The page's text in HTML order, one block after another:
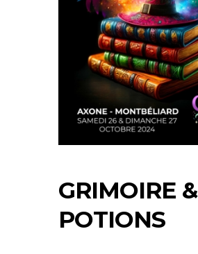
GRIMOIRE &
POTIONS